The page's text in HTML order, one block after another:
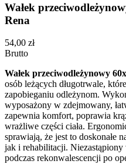
Wałek
Rena
54,00 zł
Brutto
Wałek przeciwodleżynowy
osób leżących długotrwale,
zapobieganiu odleżynom.
wyposażony w zdejmowany,
zapewnia komfort, poprawia
wrażliwe części ciała.
sprawiają, że jest to doskonałe
jak i rehabilitacji.
podczas rekonwalescencji po